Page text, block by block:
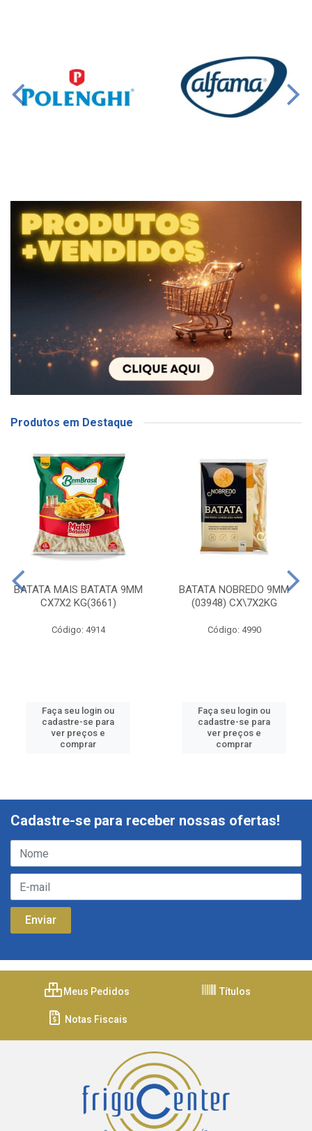
Produtos em Destaque
BATATA MAIS BATATA 9MM
CX7X2 KG(3661)
Código: 4914
Faça seu login ou
cadastre-se para
ver preços e
comprar
BATATA NOBREDO 9MM
(03948) CX\7X2KG
Código: 4990
Faça seu login ou
cadastre-se para
ver preços e
comprar
Cadastre-se para receber nossas ofertas!
Meus Pedidos Títulos
Notas Fiscais